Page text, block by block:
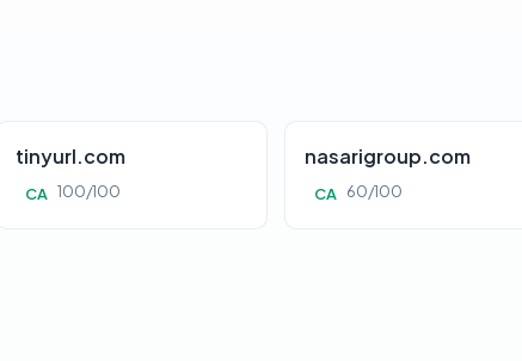
tinyurl.com
CA 100/100
nasarigroup.com
CA 60/100